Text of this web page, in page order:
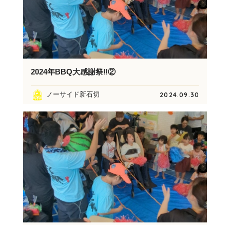
2024年BBQ大感謝祭‼︎②
ノーサイド新石切 2024.09.30